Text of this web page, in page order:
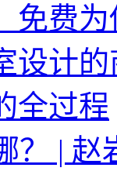
免费
设计
全过程
？ |